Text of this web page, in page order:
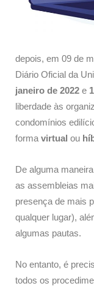
depois, em 09 de
Diário Oficial da
janeiro de 2022 e
liberdade às
condomínios
forma virtual ou
De alguma
as assembleias
presença de mais
qualquer lugar),
algumas pautas.
No entanto, é
todos os